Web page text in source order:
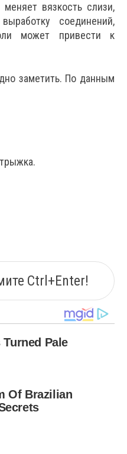
вязкость слизи,
соединений,
может привести к
заметить. По данным
Ctrl+Enter!
Pale
Of Brazilian